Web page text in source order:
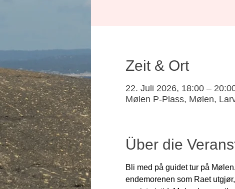
Zeit & Ort
22. Juli 2026, 18:00 –
Mølen P-Plass, Mølen,
Über die
Bli med på guidet tur på
endemorenen som Raet